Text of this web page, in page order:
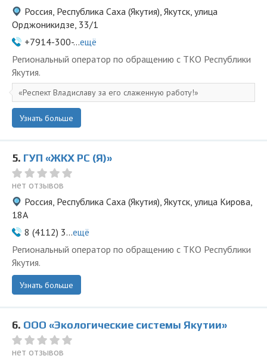
Россия, Республика Саха (Якутия), Якутск, улица
Орджоникидзе, 33/1
+7914-300-...ещё
Региональный оператор по обращению с ТКО Республики
Якутия.
Респект Владиславу за его слаженную работу!
Узнать больше
5. ГУП «ЖКХ РС (Я)»
нет отзывов
Россия, Республика Саха (Якутия), Якутск, улица Кирова,
18А
8 (4112) 3...ещё
Региональный оператор по обращению с ТКО Республики
Якутия.
Узнать больше
6. ООО «Экологические системы Якутии»
нет отзывов